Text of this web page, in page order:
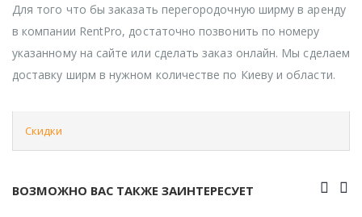
Для того что бы заказать перегородочную ширму в аренду
в компании RentPro, достаточно позвонить по номеру
указанному на сайте или сделать заказ онлайн. Мы сделаем
доставку ширм в нужном количестве по Киеву и области.
Скидки
ВОЗМОЖНО ВАС ТАКЖЕ ЗАИНТЕРЕСУЕТ